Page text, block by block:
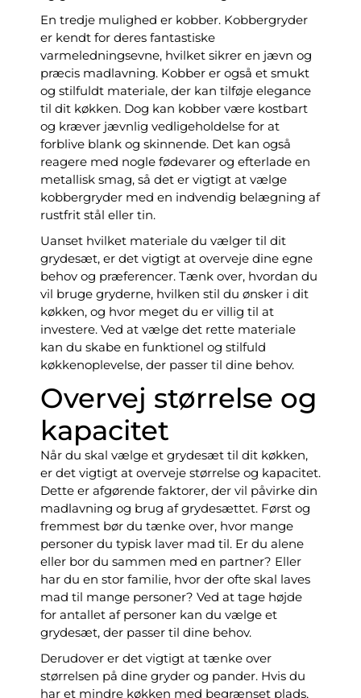
En tredje mulighed er kobber. Kobbergryder
er kendt for deres fantastiske
varmeledningsevne, hvilket sikrer en jævn og
præcis madlavning. Kobber er også et smukt
og stilfuldt materiale, der kan tilføje elegance
til dit køkken. Dog kan kobber være kostbart
og kræver jævnlig vedligeholdelse for at
forblive blank og skinnende. Det kan også
reagere med nogle fødevarer og efterlade en
metallisk smag, så det er vigtigt at vælge
kobbergryder med en indvendig belægning af
rustfrit stål eller tin.
Uanset hvilket materiale du vælger til dit
grydesæt, er det vigtigt at overveje dine egne
behov og præferencer. Tænk over, hvordan du
vil bruge gryderne, hvilken stil du ønsker i dit
køkken, og hvor meget du er villig til at
investere. Ved at vælge det rette materiale
kan du skabe en funktionel og stilfuld
køkkenoplevelse, der passer til dine behov.
Overvej størrelse og
kapacitet
Når du skal vælge et grydesæt til dit køkken,
er det vigtigt at overveje størrelse og kapacitet.
Dette er afgørende faktorer, der vil påvirke din
madlavning og brug af grydesættet. Først og
fremmest bør du tænke over, hvor mange
personer du typisk laver mad til. Er du alene
eller bor du sammen med en partner? Eller
har du en stor familie, hvor der ofte skal laves
mad til mange personer? Ved at tage højde
for antallet af personer kan du vælge et
grydesæt, der passer til dine behov.
Derudover er det vigtigt at tænke over
størrelsen på dine gryder og pander. Hvis du
har et mindre køkken med begrænset plads,